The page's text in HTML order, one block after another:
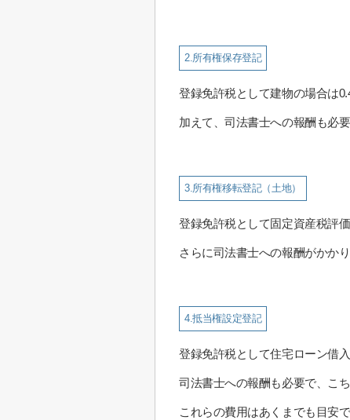
2.所有権保存登記
登録免許税として建物の場合は
加えて、司法書士への報酬も必
3.所有権移転登記（土地）
登録免許税として固定資産税評
さらに司法書士への報酬がかか
4.抵当権設定登記
登録免許税として住宅ローン借
司法書士への報酬も必要で、こ
これらの費用はあくまでも目安